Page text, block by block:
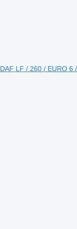
DAF LF / 260 / EURO 6